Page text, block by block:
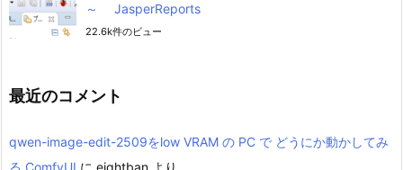
～ JasperReports
22.6k件のビュー
最近のコメント
qwen-image-edit-2509をlow VRAM の PC で どうにか動かしてみ
る ComfyUI に eightban より